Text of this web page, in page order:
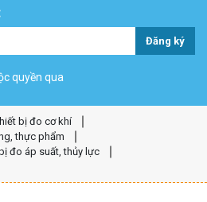
Đăng ký
quyền qua
bị đo cơ khí
thực phẩm
đo áp suất, thủy lực